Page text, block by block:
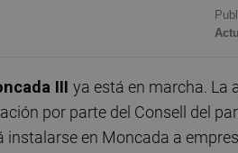
III ya está en marcha. La
por parte del Consell del
en Moncada a